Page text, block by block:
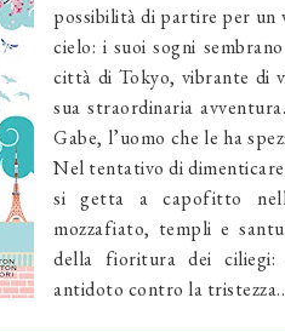
possibilità di partire per un
cielo: i suoi sogni
città di Tokyo, vibrante di
sua straordinaria
Gabe, l’uomo che le ha
Nel tentativo di
si getta a capofitto
mozzafiato, tem­pli e
della fioritura dei ciliegi:
antidoto contro la